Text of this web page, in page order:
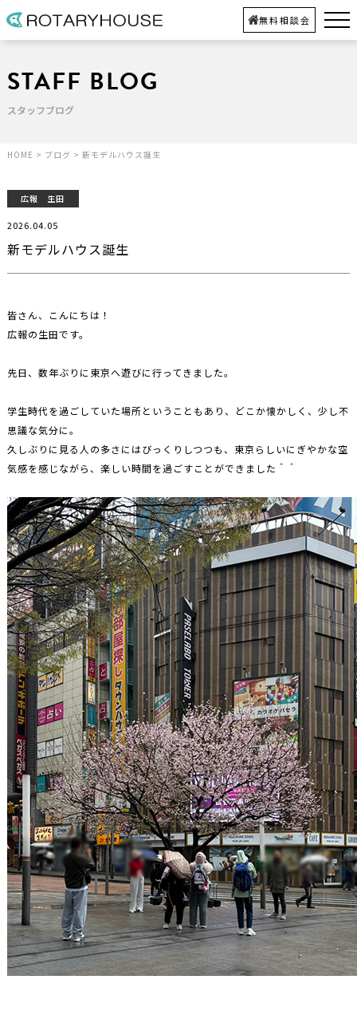
無料相談会
STAFF BLOG
スタッフブログ
HOME > ブログ > 新モデルハウス誕生
広報 生田
新モデルハウス誕生
2026.04.05
皆さん、こんにちは！
広報の生田です。
先日、数年ぶりに東京へ遊びに行ってきました。
学生時代を過ごしていた場所ということもあり、どこか懐かしく、少し不
思議な気分に。
久しぶりに見る人の多さにはびっくりしつつも、東京らしいにぎやかな空
気感を感じながら、楽しい時間を過ごすことができました＾＾